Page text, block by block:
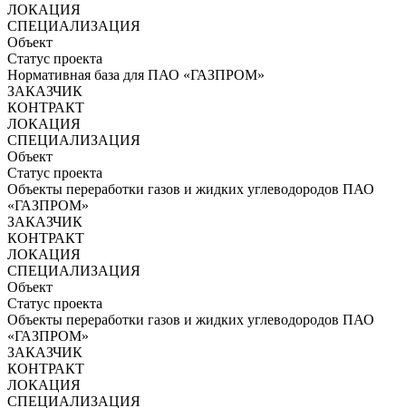
ЛОКАЦИЯ
СПЕЦИАЛИЗАЦИЯ
Объект
Статус проекта
Нормативная база для ПАО «ГАЗПРОМ»
ЗАКАЗЧИК
КОНТРАКТ
ЛОКАЦИЯ
СПЕЦИАЛИЗАЦИЯ
Объект
Статус проекта
Объекты переработки газов и жидких углеводородов ПАО
«ГАЗПРОМ»
ЗАКАЗЧИК
КОНТРАКТ
ЛОКАЦИЯ
СПЕЦИАЛИЗАЦИЯ
Объект
Статус проекта
Объекты переработки газов и жидких углеводородов ПАО
«ГАЗПРОМ»
ЗАКАЗЧИК
КОНТРАКТ
ЛОКАЦИЯ
СПЕЦИАЛИЗАЦИЯ